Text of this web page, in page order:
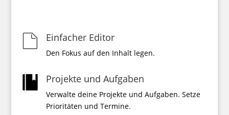
Einfacher Editor
Den Fokus auf den Inhalt legen.
Projekte und Aufgaben
Verwalte deine Projekte und Aufgaben. Setze
Prioritäten und Termine.